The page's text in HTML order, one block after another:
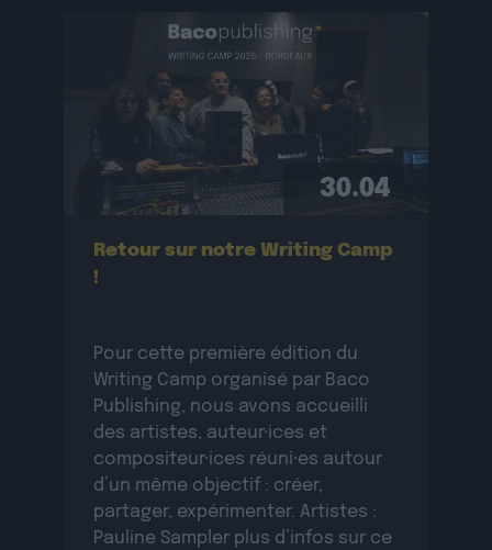
déroulera […]
30.04
Retour sur notre Writing Camp
!
Pour cette première édition du
Writing Camp organisé par Baco
Publishing, nous avons accueilli
des artistes, auteur·ices et
compositeur·ices réuni·es autour
d’un même objectif : créer,
partager, expérimenter. Artistes :
Pauline Sampler plus d’infos sur ce